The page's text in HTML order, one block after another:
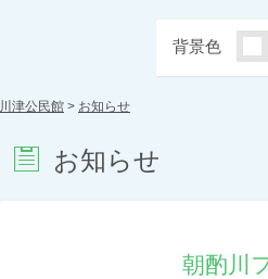
背景色
川津公民館 > お知らせ
お知らせ
朝酌川